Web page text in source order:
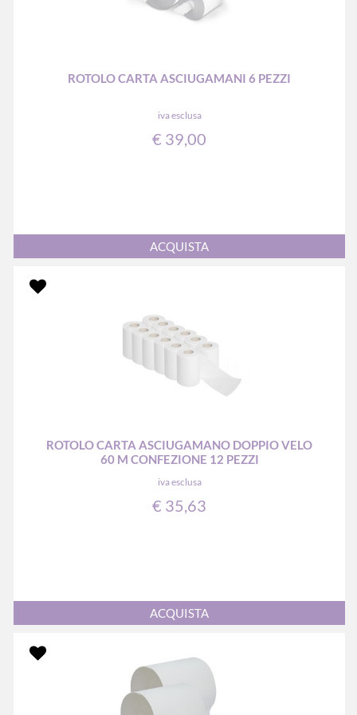
ROTOLO CARTA ASCIUGAMANI 6 PEZZI
iva esclusa
€ 39,00
Quantità
ACQUISTA
ROTOLO CARTA ASCIUGAMANO DOPPIO VELO
60 M CONFEZIONE 12 PEZZI
iva esclusa
€ 35,63
Quantità
ACQUISTA